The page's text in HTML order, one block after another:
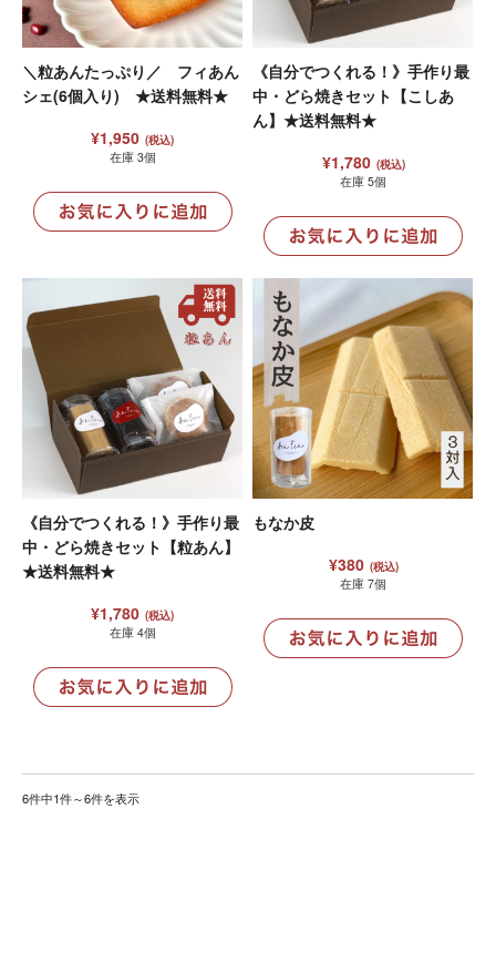
＼粒あんたっぷり／ フィあん
シェ(6個入り) ★送料無料★
¥1,950 (税込)
在庫 3個
《自分でつくれる！》手作り最
中・どら焼きセット【こしあ
ん】★送料無料★
¥1,780 (税込)
在庫 5個
《自分でつくれる！》手作り最
中・どら焼きセット【粒あん】
★送料無料★
¥1,780 (税込)
在庫 4個
もなか皮
¥380 (税込)
在庫 7個
6件中1件～6件を表示